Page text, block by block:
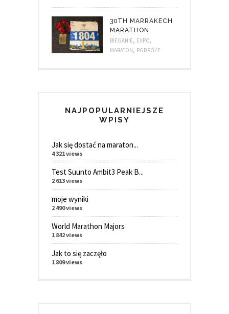
30TH MARRAKECH
MARATHON
BIEGANIE, EXPO,
MARATON, PODRÓŻE
NAJPOPULARNIEJSZE
WPISY
Jak się dostać na maraton...
4 321 views
Test Suunto Ambit3 Peak B...
2 613 views
moje wyniki
2 490 views
World Marathon Majors
1 842 views
Jak to się zaczęło
1 809 views